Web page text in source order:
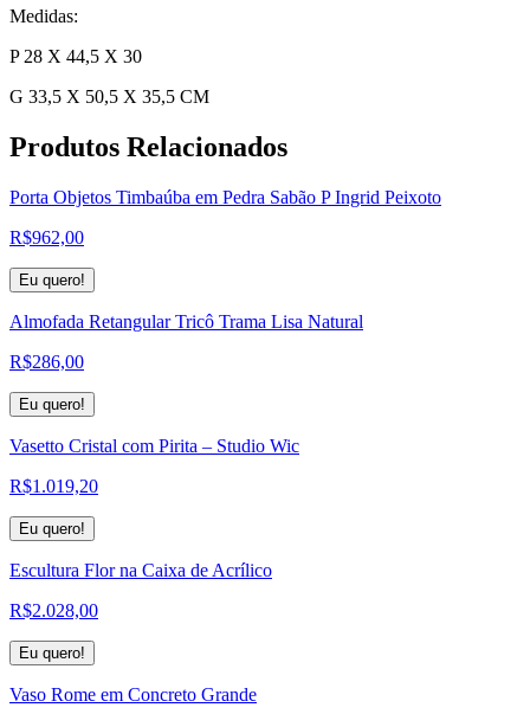
Medidas:
P 28 X 44,5 X 30
G 33,5 X 50,5 X 35,5 CM
Produtos Relacionados
Porta Objetos Timbaúba em Pedra Sabão P Ingrid Peixoto
R$962,00
Eu quero!
Almofada Retangular Tricô Trama Lisa Natural
R$286,00
Eu quero!
Vasetto Cristal com Pirita – Studio Wic
R$1.019,20
Eu quero!
Escultura Flor na Caixa de Acrílico
R$2.028,00
Eu quero!
Vaso Rome em Concreto Grande